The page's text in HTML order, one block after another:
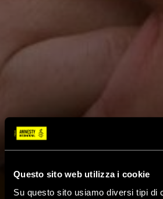
Questo sito web utilizza i cookie
Su questo sito usiamo diversi tipi di